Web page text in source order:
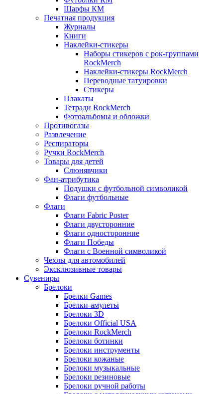
Шарфы КМ
Печатная продукция
Журналы
Книги
Наклейки-стикеры
Наборы стикеров с рок-группами
RockMerch
Наклейки-стикеры RockMerch
Переводные татуировки
Стикеры
Плакаты
Тетради RockMerch
Фотоальбомы и обложки
Противогазы
Развлечение
Респираторы
Ручки RockMerch
Товары для детей
Слюнявчики
Фан-атрибутика
Подушки с футбольной символикой
Флаги футбольные
Флаги
Флаги Fabric Poster
Флаги двусторонние
Флаги односторонние
Флаги Победы
Флаги с Военной символикой
Чехлы для автомобилей
Эксклюзивные товары
Сувениры
Брелоки
Брелки Games
Брелки-амулеты
Брелоки 3D
Брелоки Official USA
Брелоки RockMerch
Брелоки ботинки
Брелоки инструменты
Брелоки кожаные
Брелоки музыкальные
Брелоки резиновые
Брелоки ручной работы